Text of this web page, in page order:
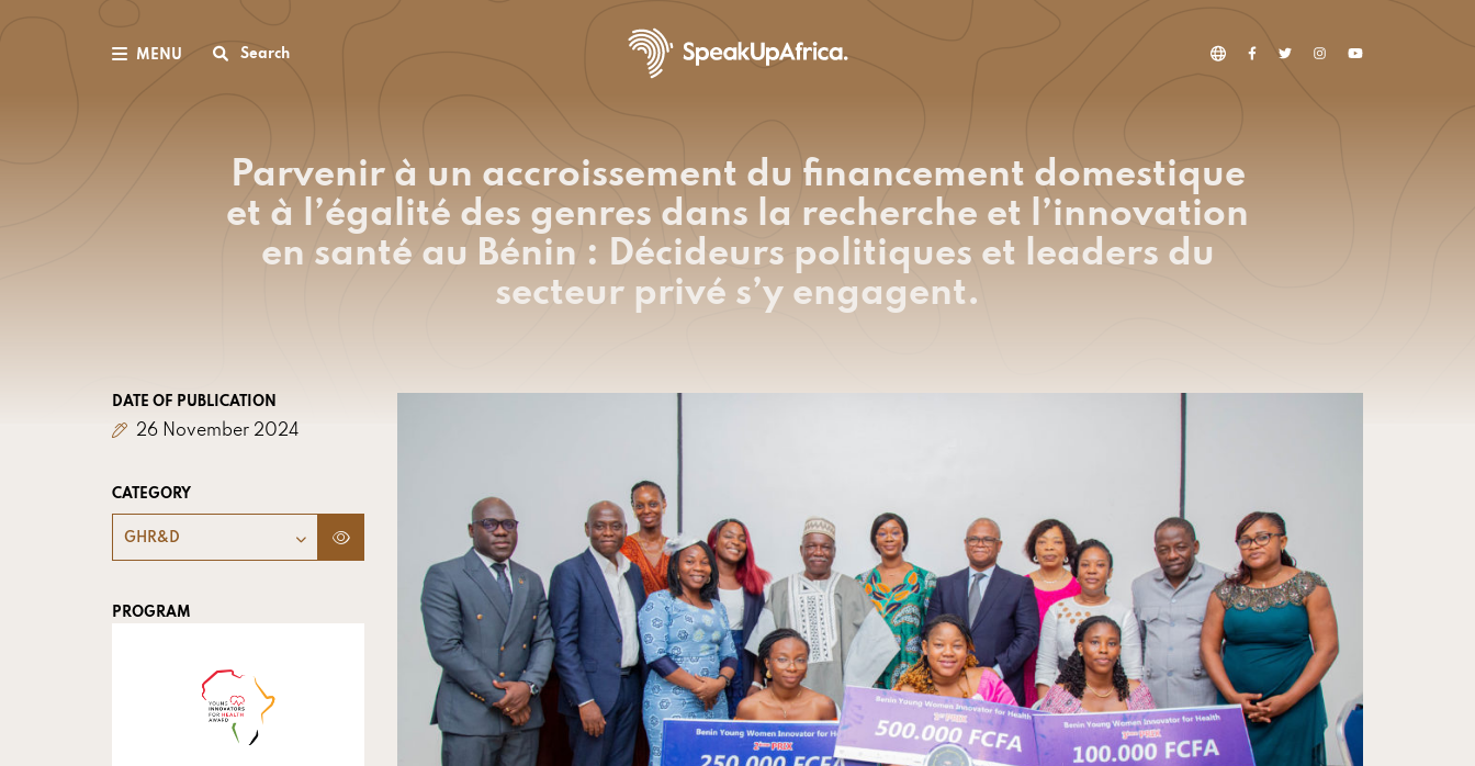
MENU Search
Parvenir à un accroissement du financement domestique
et à l’égalité des genres dans la recherche et l’innovation
en santé au Bénin : Décideurs politiques et leaders du
secteur privé s’y engagent.
DATE OF PUBLICATION
26 November 2024
CATEGORY
GHR&D
PROGRAM